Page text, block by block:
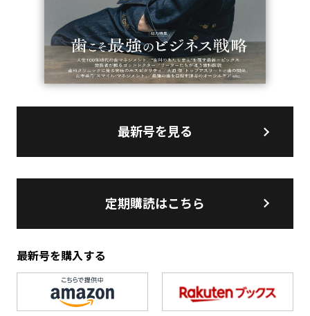
最新号を見る
定期購読はこちら
最新号を購入する